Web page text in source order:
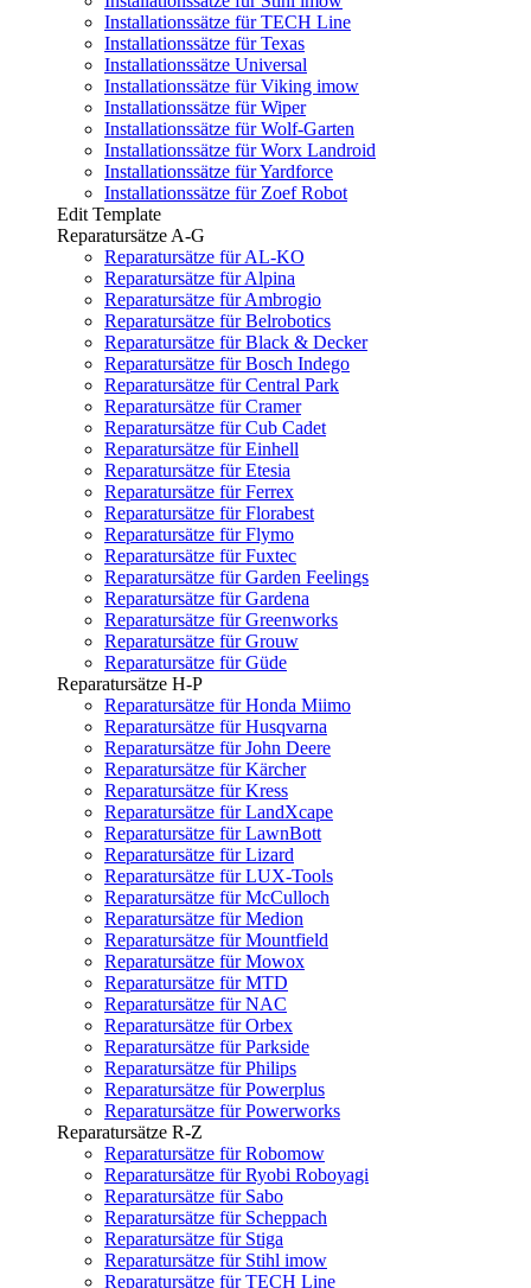
Installationssätze für TECH Line
Installationssätze für Texas
Installationssätze Universal
Installationssätze für Viking imow
Installationssätze für Wiper
Installationssätze für Wolf-Garten
Installationssätze für Worx Landroid
Installationssätze für Yardforce
Installationssätze für Zoef Robot
Edit Template
Reparatursätze A-G
Reparatursätze für AL-KO
Reparatursätze für Alpina
Reparatursätze für Ambrogio
Reparatursätze für Belrobotics
Reparatursätze für Black & Decker
Reparatursätze für Bosch Indego
Reparatursätze für Central Park
Reparatursätze für Cramer
Reparatursätze für Cub Cadet
Reparatursätze für Einhell
Reparatursätze für Etesia
Reparatursätze für Ferrex
Reparatursätze für Florabest
Reparatursätze für Flymo
Reparatursätze für Fuxtec
Reparatursätze für Garden Feelings
Reparatursätze für Gardena
Reparatursätze für Greenworks
Reparatursätze für Grouw
Reparatursätze für Güde
Reparatursätze H-P
Reparatursätze für Honda Miimo
Reparatursätze für Husqvarna
Reparatursätze für John Deere
Reparatursätze für Kärcher
Reparatursätze für Kress
Reparatursätze für LandXcape
Reparatursätze für LawnBott
Reparatursätze für Lizard
Reparatursätze für LUX-Tools
Reparatursätze für McCulloch
Reparatursätze für Medion
Reparatursätze für Mountfield
Reparatursätze für Mowox
Reparatursätze für MTD
Reparatursätze für NAC
Reparatursätze für Orbex
Reparatursätze für Parkside
Reparatursätze für Philips
Reparatursätze für Powerplus
Reparatursätze für Powerworks
Reparatursätze R-Z
Reparatursätze für Robomow
Reparatursätze für Ryobi Roboyagi
Reparatursätze für Sabo
Reparatursätze für Scheppach
Reparatursätze für Stiga
Reparatursätze für Stihl imow
Reparatursätze für TECH Line